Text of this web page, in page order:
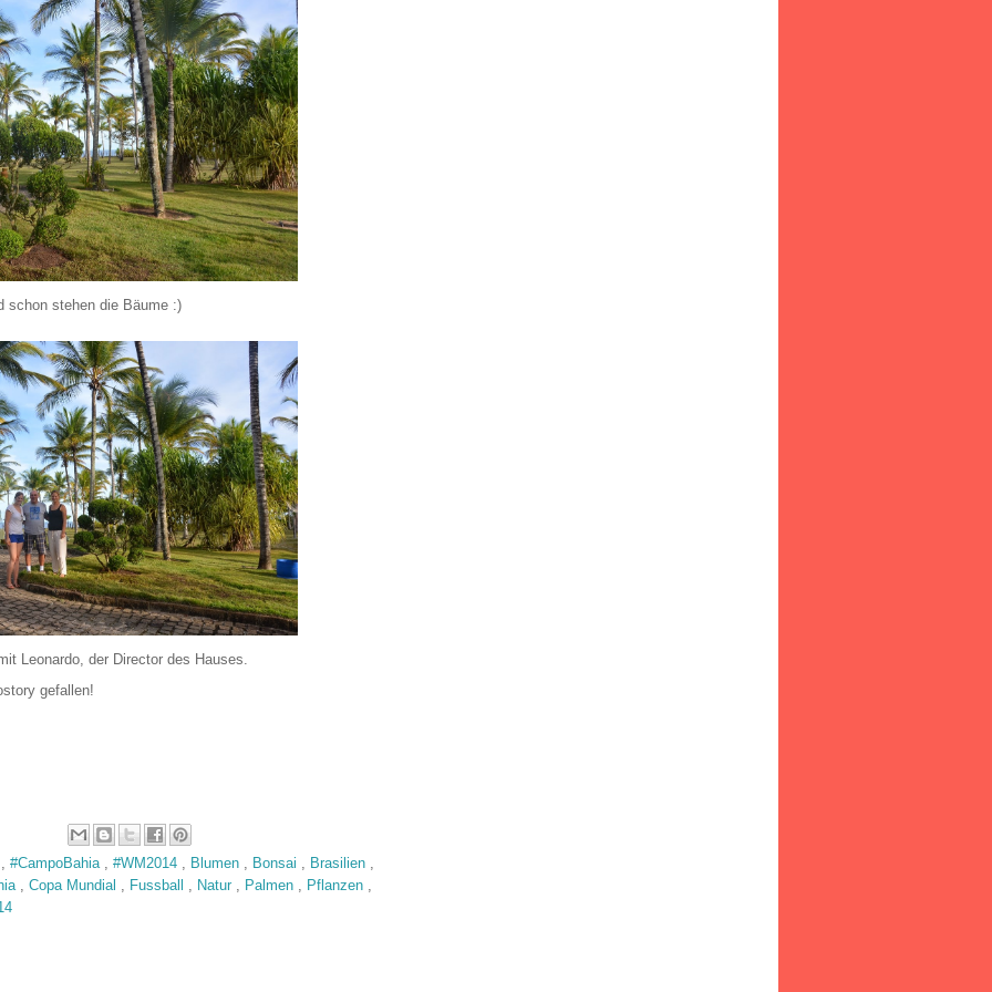
schon stehen die Bäume :)
Leonardo, der Director des Hauses.
gefallen!
, #CampoBahia , #WM2014 , Blumen , Bonsai , Brasilien ,
, Copa Mundial , Fussball , Natur , Palmen , Pflanzen ,